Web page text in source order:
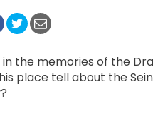
the memories of the
place tell about the